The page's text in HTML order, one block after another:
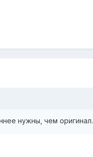
нужны, чем оригинал.